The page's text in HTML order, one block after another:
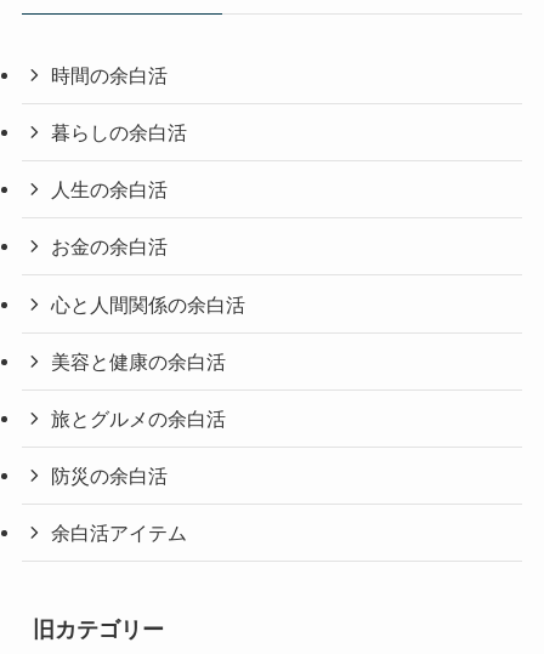
時間の余白活
暮らしの余白活
人生の余白活
お金の余白活
心と人間関係の余白活
美容と健康の余白活
旅とグルメの余白活
防災の余白活
余白活アイテム
旧カテゴリー